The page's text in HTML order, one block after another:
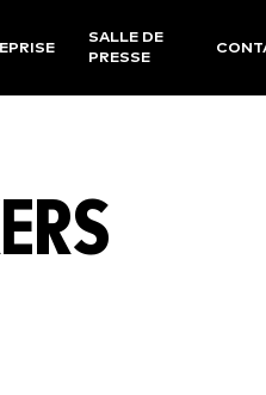
SALLE DE
PRESSE